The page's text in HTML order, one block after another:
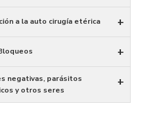
a la auto cirugía etérica +
+
negativas, parásitos
y otros seres
+